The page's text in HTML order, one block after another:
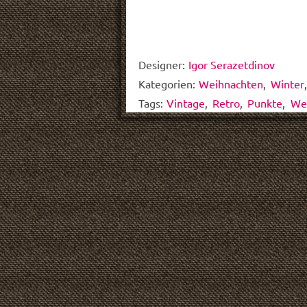
Designer: Igor Serazetdinov
Kategorien: Weihnachten Winter
Tags: Vintage Retro Punkte